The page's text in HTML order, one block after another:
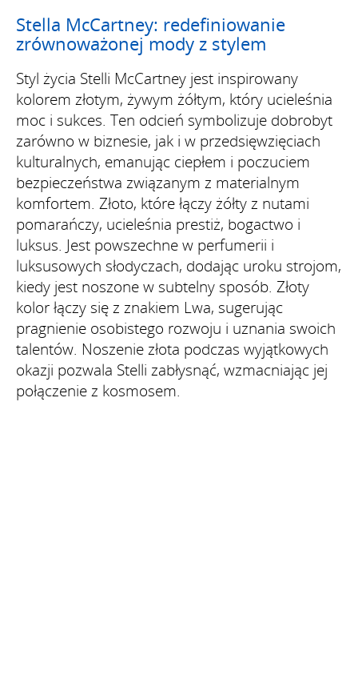
Stella McCartney: redefiniowanie
zrównoważonej mody z stylem
Styl życia Stelli McCartney jest inspirowany
kolorem złotym, żywym żółtym, który ucieleśnia
moc i sukces. Ten odcień symbolizuje dobrobyt
zarówno w biznesie, jak i w przedsięwzięciach
kulturalnych, emanując ciepłem i poczuciem
bezpieczeństwa związanym z materialnym
komfortem. Złoto, które łączy żółty z nutami
pomarańczy, ucieleśnia prestiż, bogactwo i
luksus. Jest powszechne w perfumerii i
luksusowych słodyczach, dodając uroku strojom,
kiedy jest noszone w subtelny sposób. Złoty
kolor łączy się z znakiem Lwa, sugerując
pragnienie osobistego rozwoju i uznania swoich
talentów. Noszenie złota podczas wyjątkowych
okazji pozwala Stelli zabłysnąć, wzmacniając jej
połączenie z kosmosem.